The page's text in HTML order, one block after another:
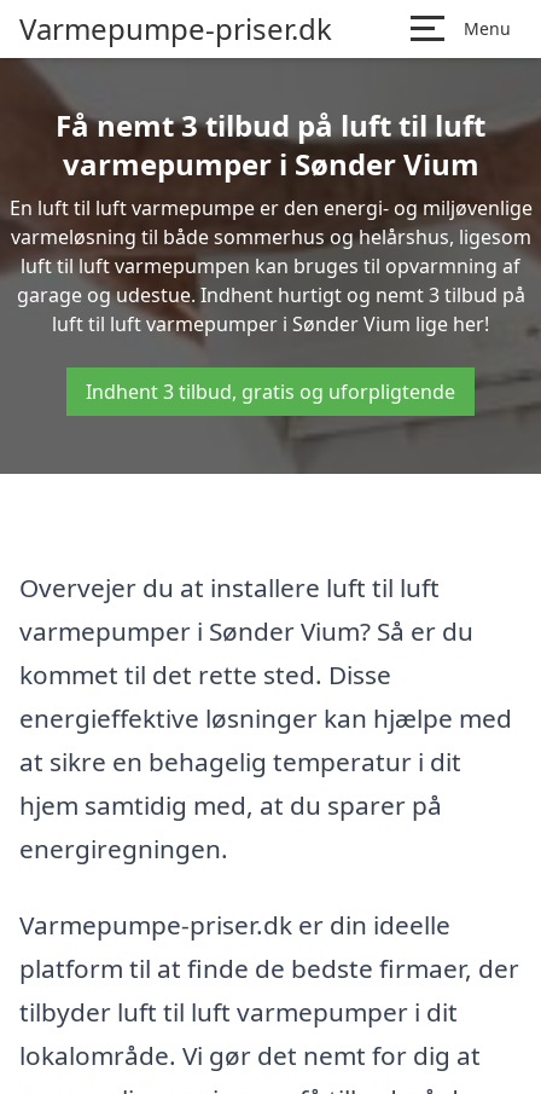
Varmepumpe-priser.dk Menu
Få nemt 3 tilbud på luft til luft
varmepumper i Sønder Vium
En luft til luft varmepumpe er den energi- og miljøvenlige
varmeløsning til både sommerhus og helårshus, ligesom
luft til luft varmepumpen kan bruges til opvarmning af
garage og udestue. Indhent hurtigt og nemt 3 tilbud på
luft til luft varmepumper i Sønder Vium lige her!
Indhent 3 tilbud, gratis og uforpligtende
Overvejer du at installere luft til luft
varmepumper i Sønder Vium? Så er du
kommet til det rette sted. Disse
energieffektive løsninger kan hjælpe med
at sikre en behagelig temperatur i dit
hjem samtidig med, at du sparer på
energiregningen.
Varmepumpe-priser.dk er din ideelle
platform til at finde de bedste firmaer, der
tilbyder luft til luft varmepumper i dit
lokalområde. Vi gør det nemt for dig at